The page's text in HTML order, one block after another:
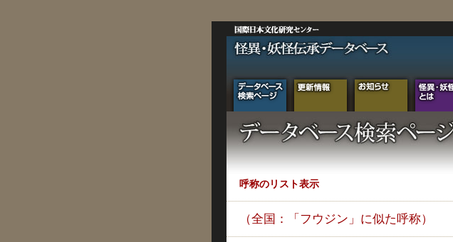
呼称のリスト表示
（全国：「フウジン」に似た呼称）